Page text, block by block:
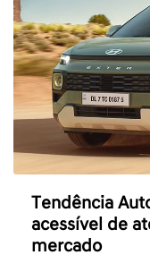
Tendência
acessível de
mercado